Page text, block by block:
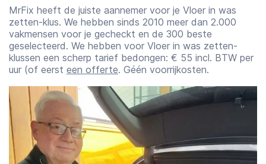
MrFix heeft de juiste aannemer voor je Vloer in was
zetten-klus. We hebben sinds 2010 meer dan 2.000
vakmensen voor je gecheckt en de 300 beste
geselecteerd. We hebben voor Vloer in was zetten-
klussen een scherp tarief bedongen: € 55 incl. BTW per
uur (of eerst een offerte. Géén voorrijkosten.